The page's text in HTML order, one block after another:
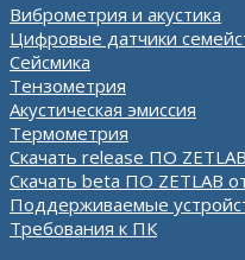
Виброметрия и акустика
Цифровые датчики
Сейсмика
Тензометрия
Акустическая эмиссия
Термометрия
Скачать release ПО ZETLAB
Скачать beta ПО ZETLAB
Поддерживаемые
Требования к ПК